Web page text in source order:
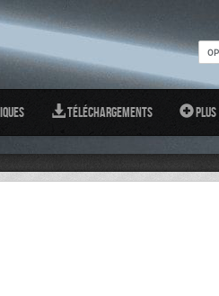
Téléchargements Plus